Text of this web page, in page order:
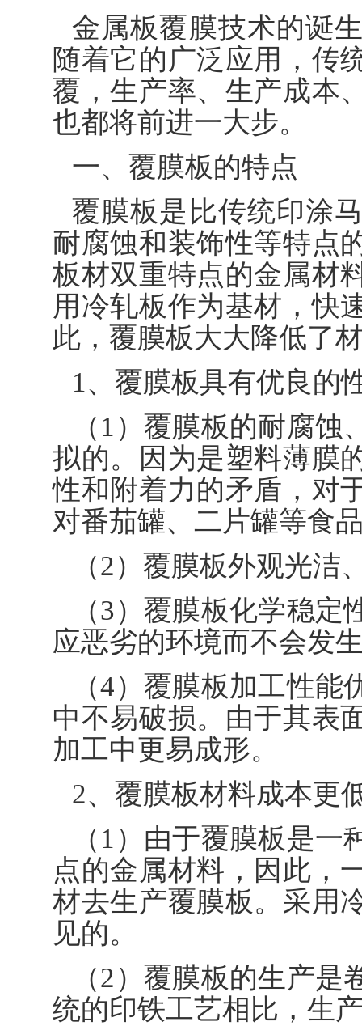
金属板覆膜技术的诞
随着它的广泛应用，传
覆，生产率、生产成本
也都将前进一大步。
一、覆膜板的特点
覆膜板是比传统印涂
耐腐蚀和装饰性等特点
板材双重特点的金属材
用冷轧板作为基材，快
此，覆膜板大大降低了
1、覆膜板具有优良的
（1）覆膜板的耐腐
拟的。因为是塑料薄膜
性和附着力的矛盾，对
对番茄罐、二片罐等食
（2）覆膜板外观光
（3）覆膜板化学稳
应恶劣的环境而不会发
（4）覆膜板加工性
中不易破损。由于其表
加工中更易成形。
2、覆膜板材料成本更
（1）由于覆膜板是
点的金属材料，因此，
材去生产覆膜板。采用
见的。
（2）覆膜板的生产
统的印铁工艺相比，生